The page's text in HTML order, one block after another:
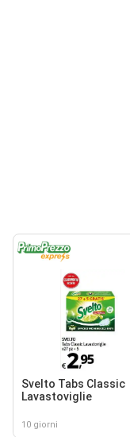
Svelto Tabs Classic
Lavastoviglie
10 giorni